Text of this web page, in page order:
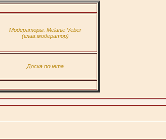
Модераторы. Melanie Veber
(глав.модератор)
Доска почета